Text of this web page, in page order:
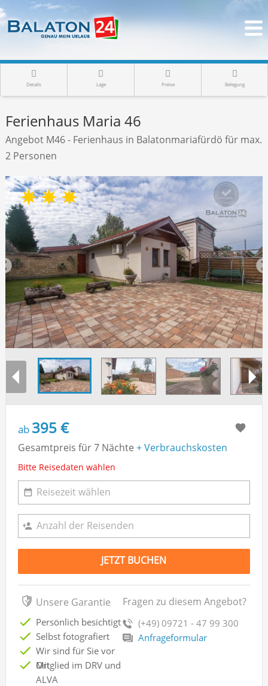
Details Lage Preise Belegung
Ferienhaus Maria 46
Angebot M46 - Ferienhaus in Balatonmariafürdö für max.
2 Personen
ab 395 €
Gesamtpreis für 7 Nächte + Verbrauchskosten
Bitte Reisedaten wählen
JETZT BUCHEN
Unsere Garantie
Persönlich besichtigt
Selbst fotografiert
Wir sind für Sie vor
Ort
Mitglied im DRV und
ALVA
Fragen zu diesem Angebot?
(+49) 09721 - 47 99 300
Anfrageformular